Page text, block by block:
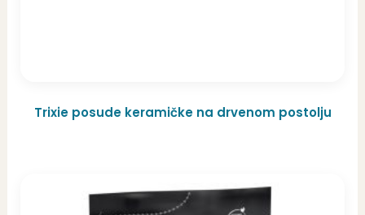
Trixie posude keramičke na drvenom postolju